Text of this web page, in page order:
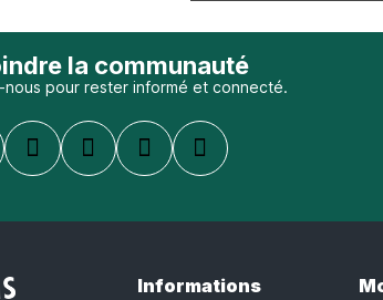
la communauté
nous pour rester informé et connecté.
Informations